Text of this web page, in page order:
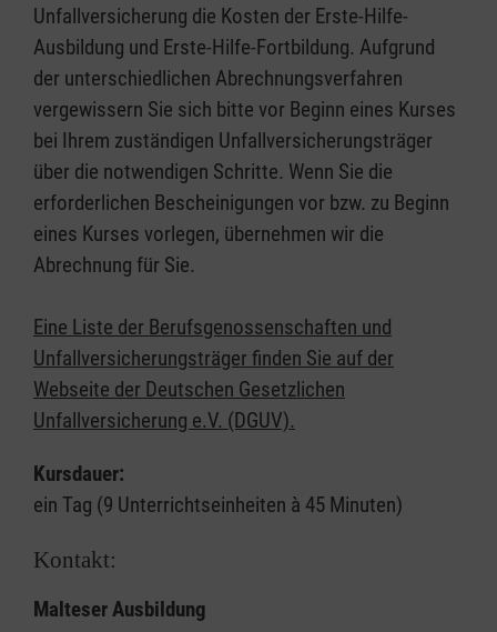
Unfallversicherung die Kosten der Erste-Hilfe-
Ausbildung und Erste-Hilfe-Fortbildung. Aufgrund
der unterschiedlichen Abrechnungsverfahren
vergewissern Sie sich bitte vor Beginn eines Kurses
bei Ihrem zuständigen Unfallversicherungsträger
über die notwendigen Schritte. Wenn Sie die
erforderlichen Bescheinigungen vor bzw. zu Beginn
eines Kurses vorlegen, übernehmen wir die
Abrechnung für Sie.
Eine Liste der Berufsgenossenschaften und
Unfallversicherungsträger finden Sie auf der
Webseite der Deutschen Gesetzlichen
Unfallversicherung e.V. (DGUV).
Kursdauer:
ein Tag (9 Unterrichtseinheiten à 45 Minuten)
Kontakt:
Malteser Ausbildung